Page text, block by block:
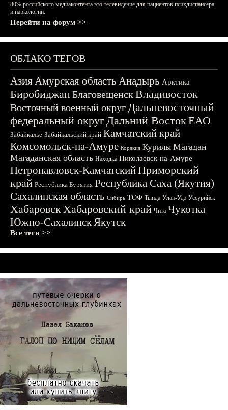
80% российского медиаконтента это телевидение для пациентов психдиспансера
и наркологии.
Перейти на форум >>
ОБЛАКО ТЕГОВ
АзияАмурская область Анадырь Арктика
БиробиджанБлаговещенскВладивосток
Восточный военный округДальневосточный
федеральный округДальний ВостокЕАО
Забайкалье Забайкальский край Камчатский край
Комсомольск-на-Амуре Корякия Курилы Магадан
Магаданская область Находка Николаевск-на-Амуре
Петропавловск-КамчатскийПриморский
край Республика Бурятия Республика Саха (Якутия)
Сахалинская область Сибирь ТОФ Тында Улан-Удэ Уссурийск
ХабаровскХабаровский край Чита Чукотка
Южно-СахалинскЯкутск
Все теги >>